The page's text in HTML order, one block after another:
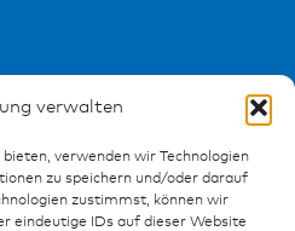
verwalten
verwenden wir Technologien
zu speichern und/oder darauf
zustimmst, können wir
eindeutige IDs auf dieser Website